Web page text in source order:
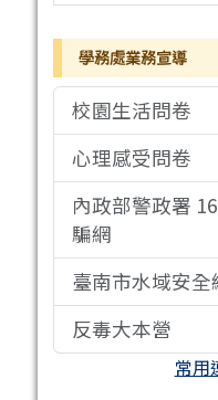
學務處業務宣導
校園生活問卷
心理感受問卷
內政部警政署
騙網
臺南市水域安全
反毒大本營
常用